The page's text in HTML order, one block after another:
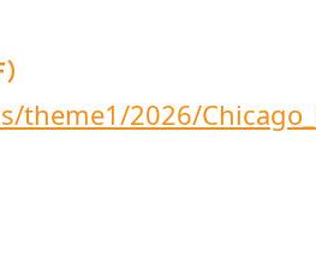
theme1/2026/